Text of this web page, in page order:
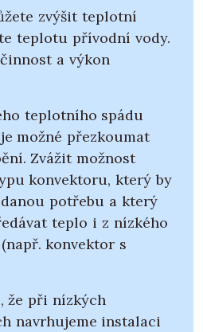
zvýšit teplotní
teplotu přívodní vody.
a výkon
teplotního spádu
možné přezkoumat
Zvážit možnost
konvektoru, který by
potřebu a který
teplo i z nízkého
konvektor s
že při nízkých
navrhujeme instalaci